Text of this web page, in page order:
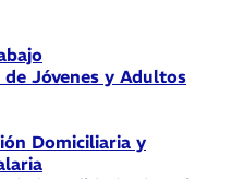
Jóvenes y Adultos
Domiciliaria y